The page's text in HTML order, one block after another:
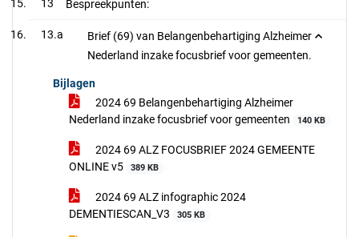
13 Bespreekpunten:
13.a
Brief (69) van Belangenbehartiging Alzheimer
Nederland inzake focusbrief voor gemeenten.
Bijlagen
2024 69 Belangenbehartiging Alzheimer
Nederland inzake focusbrief voor gemeenten
140 KB
2024 69 ALZ FOCUSBRIEF 2024 GEMEENTE
ONLINE v5
389 KB
2024 69 ALZ infographic 2024
DEMENTIESCAN_V3
305 KB